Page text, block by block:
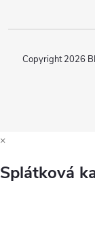
Copyright 2026
×
Splátková